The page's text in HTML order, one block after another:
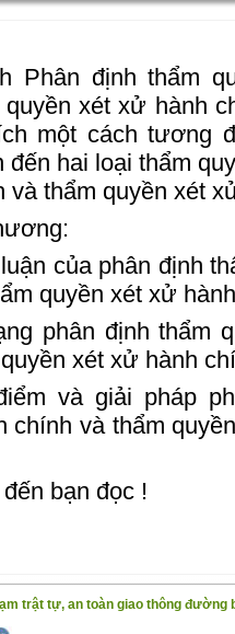
Phân định thẩm
xét xử hành
một cách tương
đến hai loại thẩm
và thẩm quyền xét
của phân định
quyền xét xử
phân định thẩm
xét xử hành
và giải pháp
chính và thẩm
bạn đọc !
trật tự, an toàn giao thông đường